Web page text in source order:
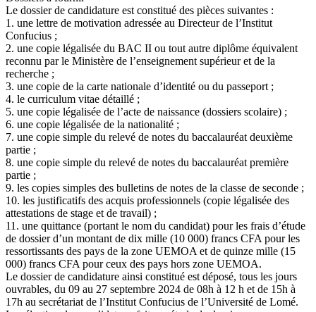
Le dossier de candidature est constitué des pièces suivantes :
1. une lettre de motivation adressée au Directeur de l’Institut
Confucius ;
2. une copie légalisée du BAC II ou tout autre diplôme équivalent
reconnu par le Ministère de l’enseignement supérieur et de la
recherche ;
3. une copie de la carte nationale d’identité ou du passeport ;
4. le curriculum vitae détaillé ;
5. une copie légalisée de l’acte de naissance (dossiers scolaire) ;
6. une copie légalisée de la nationalité ;
7. une copie simple du relevé de notes du baccalauréat deuxième
partie ;
8. une copie simple du relevé de notes du baccalauréat première
partie ;
9. les copies simples des bulletins de notes de la classe de seconde ;
10. les justificatifs des acquis professionnels (copie légalisée des
attestations de stage et de travail) ;
11. une quittance (portant le nom du candidat) pour les frais d’étude
de dossier d’un montant de dix mille (10 000) francs CFA pour les
ressortissants des pays de la zone UEMOA et de quinze mille (15
000) francs CFA pour ceux des pays hors zone UEMOA.
Le dossier de candidature ainsi constitué est déposé, tous les jours
ouvrables, du 09 au 27 septembre 2024 de 08h à 12 h et de 15h à
17h au secrétariat de l’Institut Confucius de l’Université de Lomé.